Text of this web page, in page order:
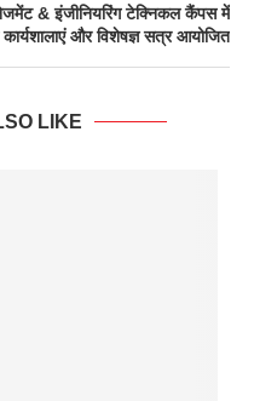
& इंजीनियरिंग टेक्निकल कैंपस में
कार्यशालाएं और विशेषज्ञ सत्र आयोजित
LIKE